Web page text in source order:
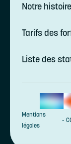
Notre histoire
Tarifs des
Liste des
Mentions
légales